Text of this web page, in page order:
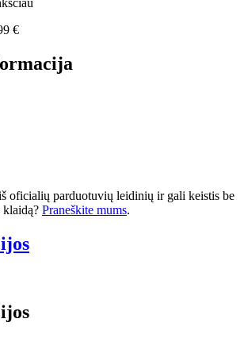
€
oficialių parduotuvių leidinių ir gali keistis be
klaidą? Praneškite mums.